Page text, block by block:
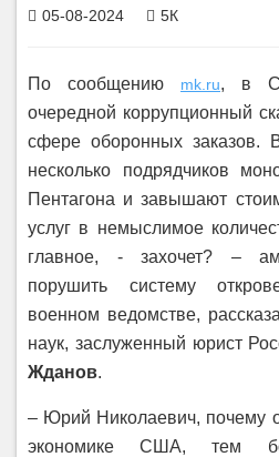
05-08-2024 5К
По сообщению mk.ru, в
очередной коррупционный
сфере оборонных заказов.
несколько подрядчиков
Пентагона и завышают
услуг в немыслимое
главное, - захочет? –
порушить систему
военном ведомстве,
наук, заслуженный юрист
Жданов.
– Юрий Николаевич, почему
экономике США, тем